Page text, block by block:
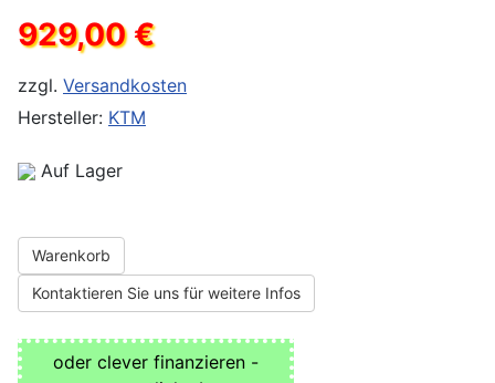
929,00 €
zzgl. Versandkosten
Hersteller: KTM
Auf Lager
Warenkorb
Kontaktieren Sie uns für weitere Infos
oder clever finanzieren -